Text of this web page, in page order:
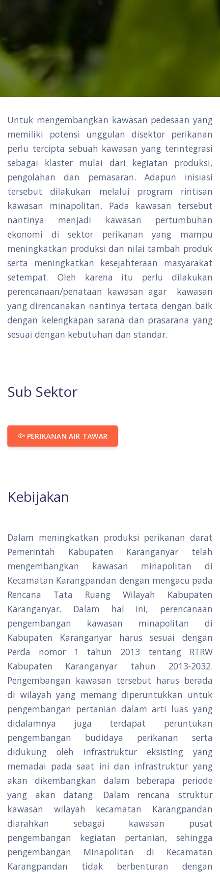
Untuk mengembangkan kawasan pedesaan yang
memiliki potensi unggulan disektor perikanan
perlu tercipta sebuah kawasan yang terintegrasi
sebagai klaster mulai dari kegiatan produksi,
pengolahan dan pemasaran. Adapun inisiasi
tersebut dilakukan melalui program rintisan
kawasan minapolitan. Pada kawasan tersebut
nantinya menjadi kawasan pertumbuhan
ekonomi di sektor perikanan yang mampu
meningkatkan produksi dan nilai tambah produk
serta meningkatkan kesejahteraan masyarakat
setempat. Oleh karena itu perlu dilakukan
perencanaan/penataan kawasan agar kawasan
yang direncanakan nantinya tertata dengan baik
dengan kelengkapan sarana dan prasarana yang
sesuai dengan kebutuhan dan standar.
Sub Sektor
PERIKANAN AIR TAWAR
Kebijakan
Dalam meningkatkan produksi perikanan darat
Pemerintah Kabupaten Karanganyar telah
mengembangkan kawasan minapolitan di
Kecamatan Karangpandan dengan mengacu pada
Rencana Tata Ruang Wilayah Kabupaten
Karanganyar. Dalam hal ini, perencanaan
pengembangan kawasan minapolitan di
Kabupaten Karanganyar harus sesuai dengan
Perda nomor 1 tahun 2013 tentang RTRW
Kabupaten Karanganyar tahun 2013-2032.
Pengembangan kawasan tersebut harus berada
di wilayah yang memang diperuntukkan untuk
pengembangan pertanian dalam arti luas yang
didalamnya juga terdapat peruntukan
pengembangan budidaya perikanan serta
didukung oleh infrastruktur eksisting yang
memadai pada saat ini dan infrastruktur yang
akan dikembangkan dalam beberapa periode
yang akan datang. Dalam rencana struktur
kawasan wilayah kecamatan Karangpandan
diarahkan sebagai kawasan pusat
pengembangan kegiatan pertanian, sehingga
pengembangan Minapolitan di Kecamatan
Karangpandan tidak berbenturan dengan